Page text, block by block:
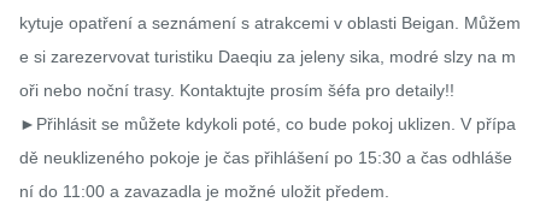
kytuje opatření a seznámení s atrakcemi v oblasti Beigan. Můžem
e si zarezervovat turistiku Daeqiu za jeleny sika, modré slzy na m
oři nebo noční trasy. Kontaktujte prosím šéfa pro detaily!!
►Přihlásit se můžete kdykoli poté, co bude pokoj uklizen. V přípa
dě neuklizeného pokoje je čas přihlášení po 15:30 a čas odhláše
ní do 11:00 a zavazadla je možné uložit předem.